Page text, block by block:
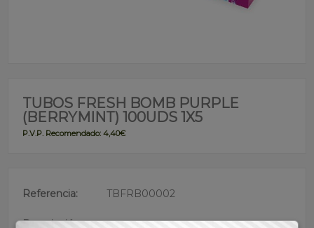
TUBOS FRESH BOMB PURPLE
(BERRYMINT) 100UDS 1X5
P.V.P. Recomendado: 4,40€
Referencia: TBFRB00002
Descripción: